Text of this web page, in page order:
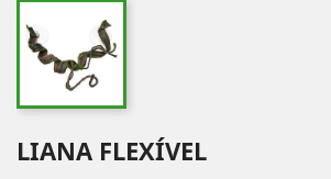
LIANA FLEXÍVEL